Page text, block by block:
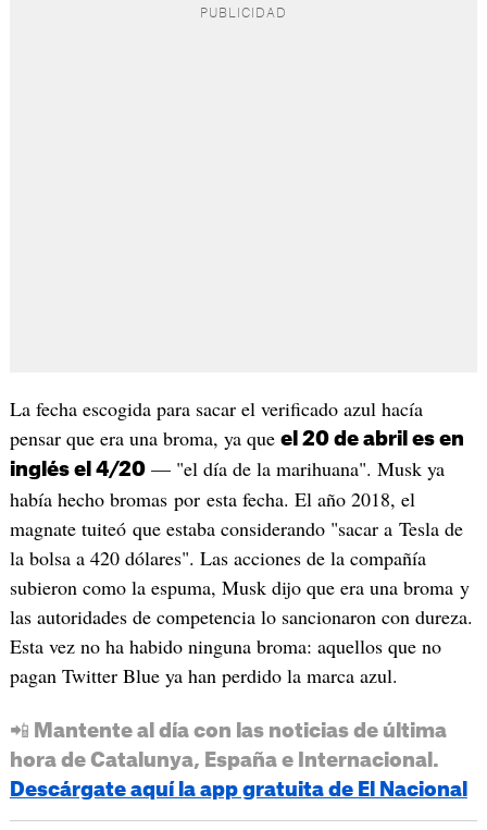
La fecha escogida para sacar el verificado azul hacía
pensar que era una broma, ya que el 20 de abril es en
inglés el 4/20— "el día de la marihuana". Musk ya
había hecho bromas por esta fecha. El año 2018, el
magnate tuiteó que estaba considerando "sacar a Tesla de
la bolsa a 420 dólares". Las acciones de la compañía
subieron como la espuma, Musk dijo que era una broma y
las autoridades de competencia lo sancionaron con dureza.
Esta vez no ha habido ninguna broma: aquellos que no
pagan Twitter Blue ya han perdido la marca azul.
📲 Mantente al día con las noticias de última
hora de Catalunya, España e Internacional.
Descárgate aquí la app gratuita de El Nacional